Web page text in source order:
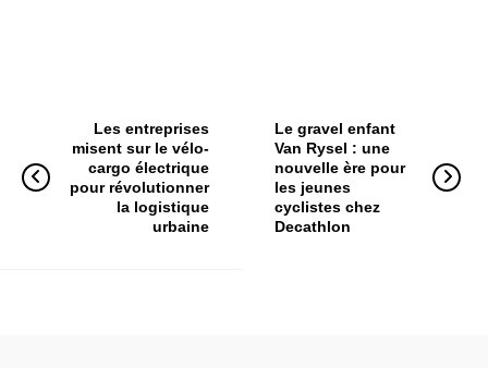
Les entreprises
misent sur le vélo-
cargo électrique
pour révolutionner
la logistique
urbaine
Le gravel enfant
Van Rysel : une
nouvelle ère pour
les jeunes
cyclistes chez
Decathlon